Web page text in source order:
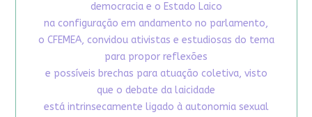
democracia e o Estado Laico
na configuração em andamento no parlamento,
o CFEMEA, convidou ativistas e estudiosas do tema
para propor reflexões
e possíveis brechas para atuação coletiva, visto
que o debate da laicidade
está intrinsecamente ligado à autonomia sexual